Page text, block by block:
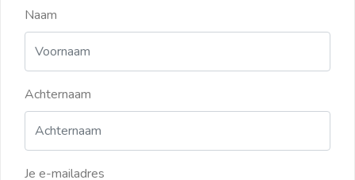
Naam
Achternaam
Je e-mailadres